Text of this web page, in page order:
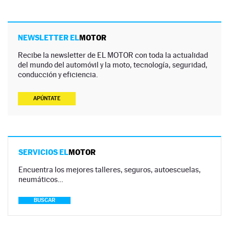
NEWSLETTER ELMOTOR
Recibe la newsletter de EL MOTOR con toda la actualidad
del mundo del automóvil y la moto, tecnología, seguridad,
conducción y eficiencia.
APÚNTATE
SERVICIOS ELMOTOR
Encuentra los mejores talleres, seguros, autoescuelas,
neumáticos…
BUSCAR